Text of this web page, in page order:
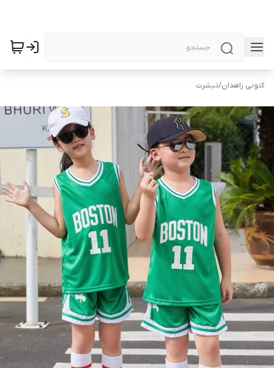
کتونی زاهدان/تیشرت